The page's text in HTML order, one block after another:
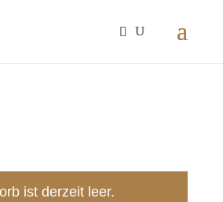
ist derzeit leer.